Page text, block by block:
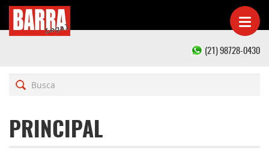
(21) 98728-0430
PRINCIPAL